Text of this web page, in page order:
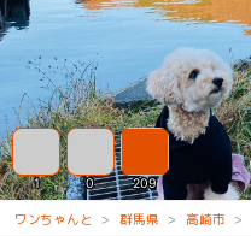
1 0 209
ワンちゃんと 群馬県 高崎市